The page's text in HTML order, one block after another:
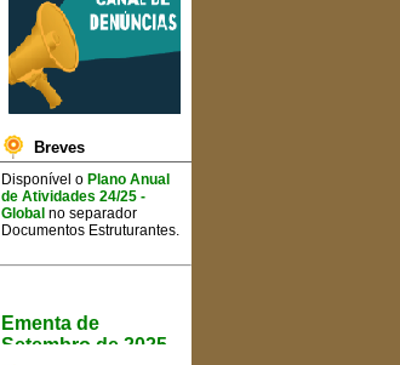
Breves
Disponível o Plano Anual
de Atividades 24/25 -
Globalno separador
Documentos Estruturantes.
Ementa de
Setembro de 2025